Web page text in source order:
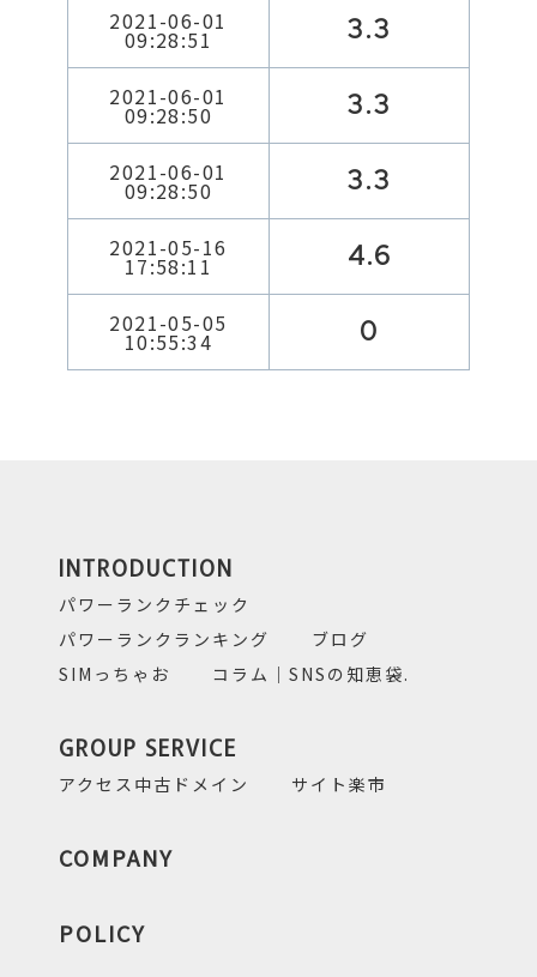
2021-06-01
09:28:51 3.3
2021-06-01
09:28:50 3.3
2021-06-01
09:28:50 3.3
2021-05-16
17:58:11 4.6
2021-05-05
10:55:34 0
INTRODUCTION
パワーランクチェック
パワーランクランキング
ブログ
SIMっちゃお
コラム｜SNSの知恵袋.
GROUP SERVICE
アクセス中古ドメイン サイト楽市
COMPANY
POLICY